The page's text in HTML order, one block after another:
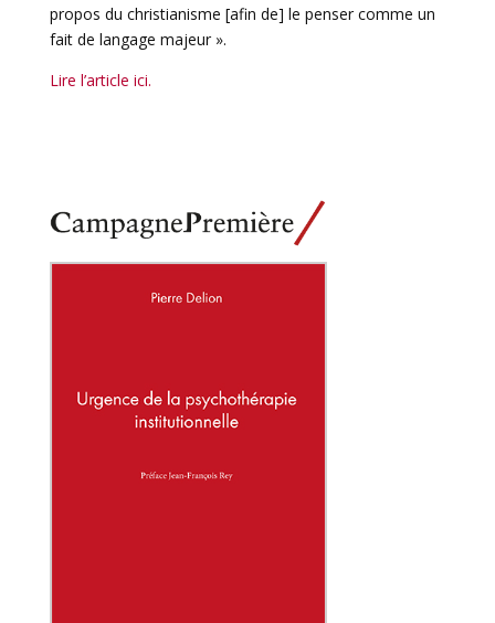
propos du christianisme [afin de] le penser comme un
fait de langage majeur ».
Lire l’article ici.